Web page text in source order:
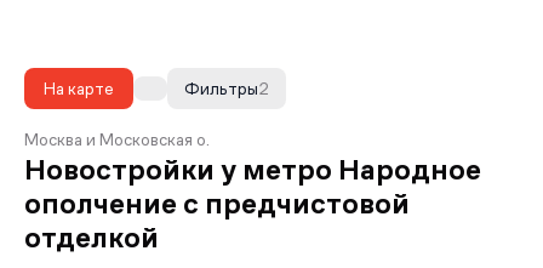
На карте 2
Фильтры
Москва и Московская о.
Новостройки у метро Народное
ополчение с предчистовой
отделкой